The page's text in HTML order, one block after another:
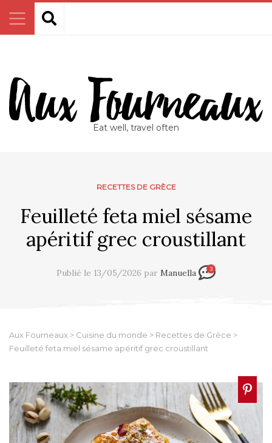
Eat well, travel often
RECETTES DE GRÈCE
Feuilleté feta miel sésame
apéritif grec croustillant
Publié le 13/05/2026 par Manuella 3
Aux Fourneaux > Cuisine du monde > Recettes de Grèce >
Feuilleté feta miel sésame apéritif grec croustillant